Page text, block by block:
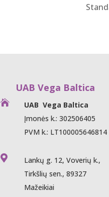
UAB Vega Baltica

UAB Vega Baltica
Įmonės k.: 302506405
PVM k.: LT100005646814

Lankų g. 12, Voverių k.,
Tirkšlių sen., 89327
Mažeikiai